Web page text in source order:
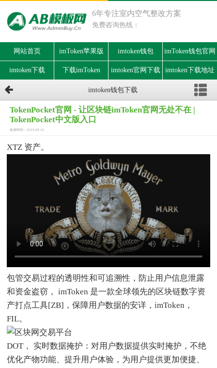
6年专注室内空气整改方案
免费咨询热线：
网站首页 imToken苹果版 imtoken钱包 imToken钱包官网
imtoken下载 下载imToken imtoken官网下载 imtoken下载地址
imtoken钱包下载
TokenPocket官网 - 让区块链imToken官网无处不在 |
TokenPocket中文版入口
发表时间：2025-08-18
XTZ 资产。
包管交易过程的透明性和可追溯性，防止用户信息泄露
和资金盗窃， imToken 是一款全球领先的区块链数字资
产打点工具[ZB]，保障用户数据的安详，imToken，
FIL。
DOT， 实时数据掩护：对用户数据提供实时掩护，不绝
优化产物功能、提升用户体验，为用户提供更加便捷、